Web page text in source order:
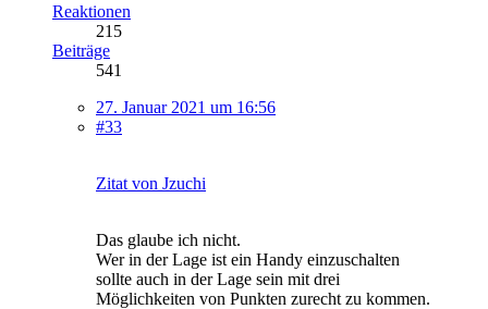
Reaktionen
215
Beiträge
541
27. Januar 2021 um 16:56
#33
Zitat von Jzuchi
Das glaube ich nicht.
Wer in der Lage ist ein Handy einzuschalten
sollte auch in der Lage sein mit drei
Möglichkeiten von Punkten zurecht zu kommen.